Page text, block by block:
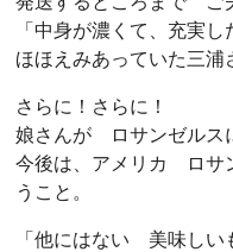
「中身が濃くて、充実
ほほえみあっていた三浦
さらに！さらに！
娘さんが ロサンゼルス
今後は、アメリカ ロサ
うこと。
「他にはない 美味しい